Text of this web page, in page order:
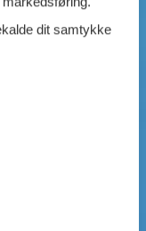
dit samtykke